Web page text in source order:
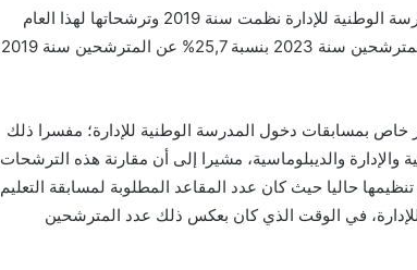
وأوضح أن مقارنة بين ترشحات آخر مسابقة عامة للمدرسة الوطنية للإدارة نظمت سنة 2019 وترشحاتها لهذا العام
2023 تشير إلى تراجع نسبي كبير ، حيث تناقص عدد المترشحين سنة 2023 بنسبة 25,7% عن المترشحين سنة 2019
بمسابقات دخول المدرسة الوطنية للإدارة؛ مفسرا ذلك
والإدارة والديبلوماسية، مشيرا إلى أن مقارنة هذه الترشحات
حاليا حيث كان عدد المقاعد المطلوبة لمسابقة التعليم
في الوقت الذي كان بعكس ذلك عدد المترشحين